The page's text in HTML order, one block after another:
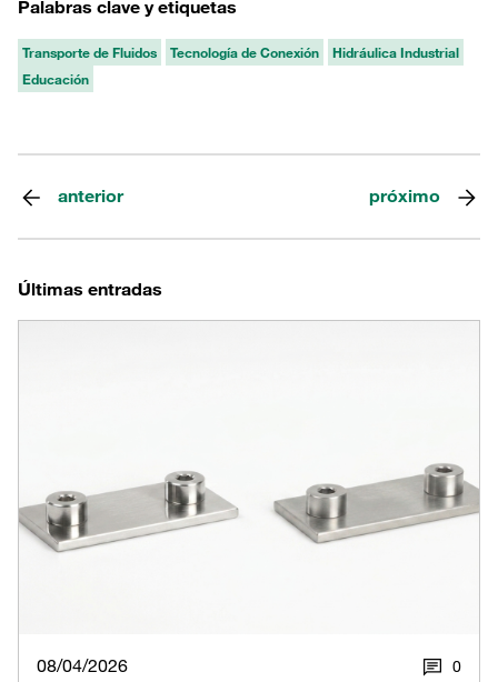
Palabras clave y etiquetas
Transporte de Fluidos Tecnología de Conexión
Hidráulica Industrial
Educación
anterior próximo
Últimas entradas
08/04/2026 0